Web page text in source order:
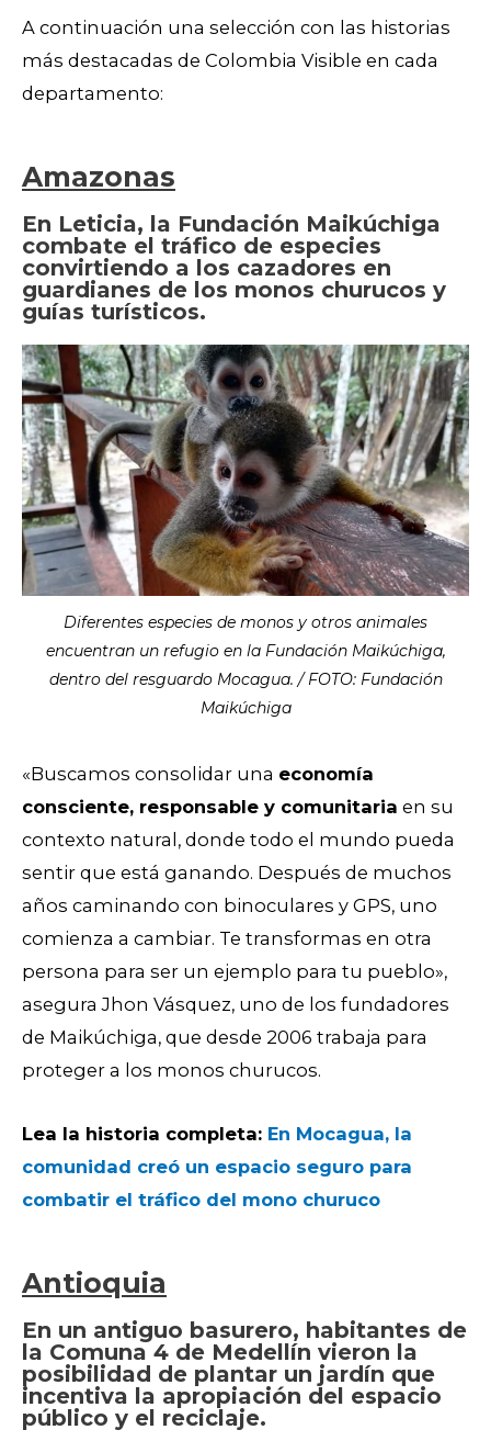
A continuación una selección con las historias
más destacadas de Colombia Visible en cada
departamento:
Amazonas
En Leticia, la Fundación Maikúchiga
combate el tráfico de especies
convirtiendo a los cazadores en
guardianes de los monos churucos y
guías turísticos.
Diferentes especies de monos y otros animales
encuentran un refugio en la Fundación Maikúchiga,
dentro del resguardo Mocagua. / FOTO: Fundación
Maikúchiga
«Buscamos consolidar una economía
consciente, responsable y comunitaria en su
contexto natural, donde todo el mundo pueda
sentir que está ganando. Después de muchos
años caminando con binoculares y GPS, uno
comienza a cambiar. Te transformas en otra
persona para ser un ejemplo para tu pueblo»,
asegura Jhon Vásquez, uno de los fundadores
de Maikúchiga, que desde 2006 trabaja para
proteger a los monos churucos.
Lea la historia completa: En Mocagua, la
comunidad creó un espacio seguro para
combatir el tráfico del mono churuco
Antioquia
En un antiguo basurero, habitantes de
la Comuna 4 de Medellín vieron la
posibilidad de plantar un jardín que
incentiva la apropiación del espacio
público y el reciclaje.